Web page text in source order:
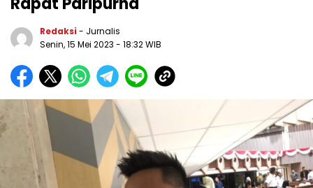
Redaksi - Jurnalis
Senin, 15 Mei 2023 - 18:32 WIB